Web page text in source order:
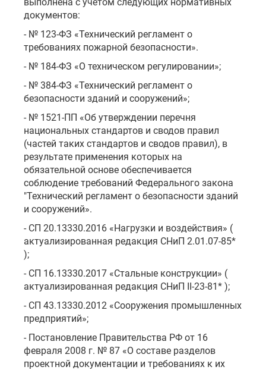
документов:
- № 123-ФЗ «Технический регламент о
требованиях пожарной безопасности».
- № 184-ФЗ «О техническом регулировании»;
- № 384-ФЗ «Технический регламент о
безопасности зданий и сооружений»;
- № 1521-ПП «Об утверждении перечня
национальных стандартов и сводов правил
(частей таких стандартов и сводов правил), в
результате применения которых на
обязательной основе обеспечивается
соблюдение требований Федерального закона
"Технический регламент о безопасности зданий
и сооружений».
- СП 20.13330.2016 «Нагрузки и воздействия» (
актуализированная редакция СНиП 2.01.07-85*
);
- СП 16.13330.2017 «Стальные конструкции» (
актуализированная редакция СНиП II-23-81* );
- СП 43.13330.2012 «Сооружения промышленных
предприятий»;
- Постановление Правительства РФ от 16
февраля 2008 г. № 87 «О составе разделов
проектной документации и требованиях к их